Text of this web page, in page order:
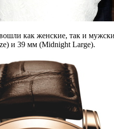
как женские, так и
и 39 мм (Midnight Large).